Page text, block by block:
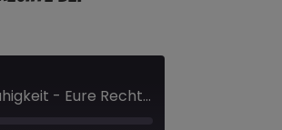
Umgang mit Flugunfähigkeit - Eure Rechte bei Verspätung und Stornierung